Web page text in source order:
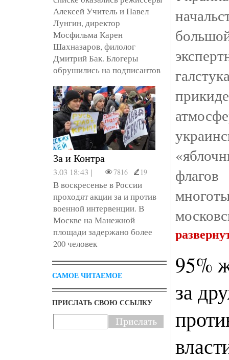
Алексей Учитель и Павел
Лунгин, директор
Мосфильма Карен
Шахназаров, филолог
Дмитрий Бак. Блогеры
обрушились на подписантов
За и Контра
3.03 18:43 | 7816 19
В воскресенье в России
проходят акции за и против
военной интервенции. В
Москве на Манежной
площади задержано более
200 человек
САМОЕ ЧИТАЕМОЕ
ПРИСЛАТЬ СВОЮ ССЫЛКУ
95%
за